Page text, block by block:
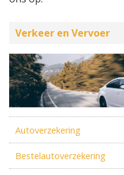
Verkeer en Vervoer
Autoverzekering
Bestelautoverzekering